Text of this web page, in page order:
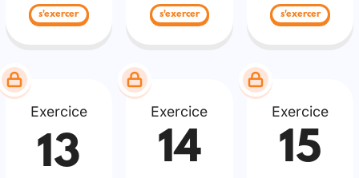
s'exercer s'exercer s'exercer
Exercice
13
Exercice
14
Exercice
15